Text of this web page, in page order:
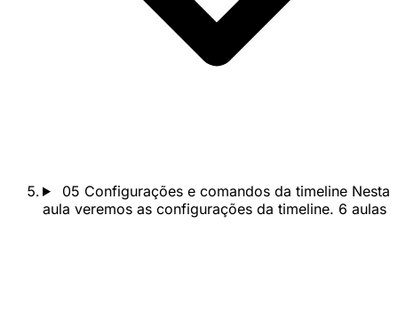
05 Configurações e comandos da timeline Nesta
aula veremos as configurações da timeline. 6 aulas